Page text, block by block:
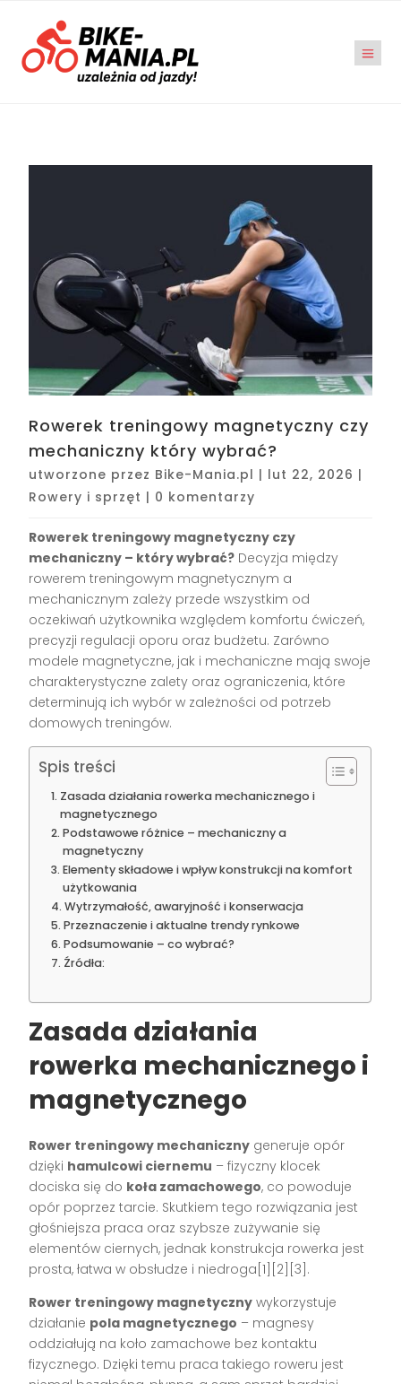
Rowerek treningowy magnetyczny czy
mechaniczny który wybrać?
utworzone przez Bike-Mania.pl | lut 22, 2026 |
Rowery i sprzęt | 0 komentarzy
Rowerek treningowy magnetyczny czy
mechaniczny – który wybrać? Decyzja między
rowerem treningowym magnetycznym a
mechanicznym zależy przede wszystkim od
oczekiwań użytkownika względem komfortu ćwiczeń,
precyzji regulacji oporu oraz budżetu. Zarówno
modele magnetyczne, jak i mechaniczne mają swoje
charakterystyczne zalety oraz ograniczenia, które
determinują ich wybór w zależności od potrzeb
domowych treningów.
Spis treści
Zasada działania rowerka mechanicznego i
magnetycznego
Podstawowe różnice – mechaniczny a
magnetyczny
Elementy składowe i wpływ konstrukcji na komfort
użytkowania
Wytrzymałość, awaryjność i konserwacja
Przeznaczenie i aktualne trendy rynkowe
Podsumowanie – co wybrać?
Źródła:
Zasada działania
rowerka mechanicznego i
magnetycznego
Rower treningowy mechaniczny generuje opór
dzięki hamulcowi ciernemu – fizyczny klocek
dociska się do koła zamachowego, co powoduje
opór poprzez tarcie. Skutkiem tego rozwiązania jest
głośniejsza praca oraz szybsze zużywanie się
elementów ciernych, jednak konstrukcja rowerka jest
prosta, łatwa w obsłudze i niedroga[1][2][3].
Rower treningowy magnetyczny wykorzystuje
działanie pola magnetycznego – magnesy
oddziałują na koło zamachowe bez kontaktu
fizycznego. Dzięki temu praca takiego roweru jest